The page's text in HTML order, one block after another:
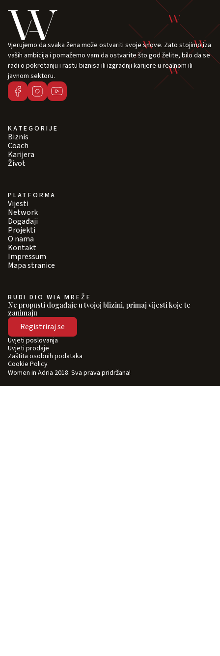
Vjerujemo da svaka žena može ostvariti svoje snove. Zato stojimo iza
vaših ambicija i pomažemo vam da ostvarite što god želite, bilo da se
radi o pokretanju i rastu biznisa ili izgradnji karijere u realnom ili
javnom sektoru.
KATEGORIJE
Biznis
Coach
Karijera
Život
PLATFORMA
Vijesti
Network
Događaji
Projekti
O nama
Kontakt
Impressum
Mapa stranice
BUDI DIO WIA MREŽE
Ne propusti događaje u tvojoj blizini, primaj vijesti koje te
zanimaju
Registriraj se
Women in Adria 2018. Sva prava pridržana!
Uvjeti poslovanja
Uvjeti prodaje
Zaštita osobnih podataka
Cookie Policy